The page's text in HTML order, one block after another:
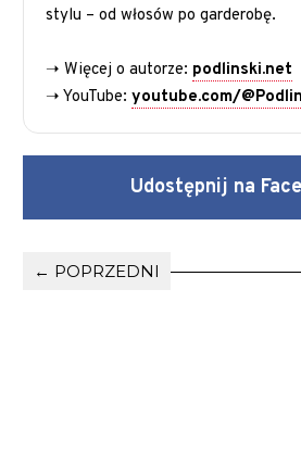
stylu – od włosów po garderobę.
➝ Więcej o autorze: podlinski.net
➝ YouTube: youtube.com/
Udostępnij na
← POPRZEDNI